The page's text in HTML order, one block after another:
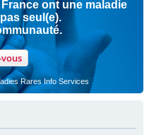
ont une maladie
seul(e).
Rares Info Services